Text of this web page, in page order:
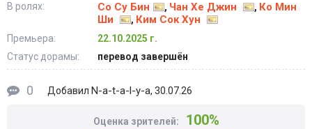
В ролях: Со Су Бин , Чан Хе Джин , Ко Мин
Ши
, Ким Сок Хун
Премьера:
22.10.2025 г.
Статус дорамы:
перевод завершён
0 Добавил N-a-t-a-l-y-a, 30.07.26
Оценка зрителей: 100%